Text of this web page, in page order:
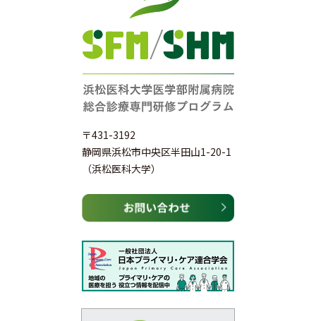
〒431-3192
静岡県浜松市中央区半田山1-20-1
（浜松医科大学）